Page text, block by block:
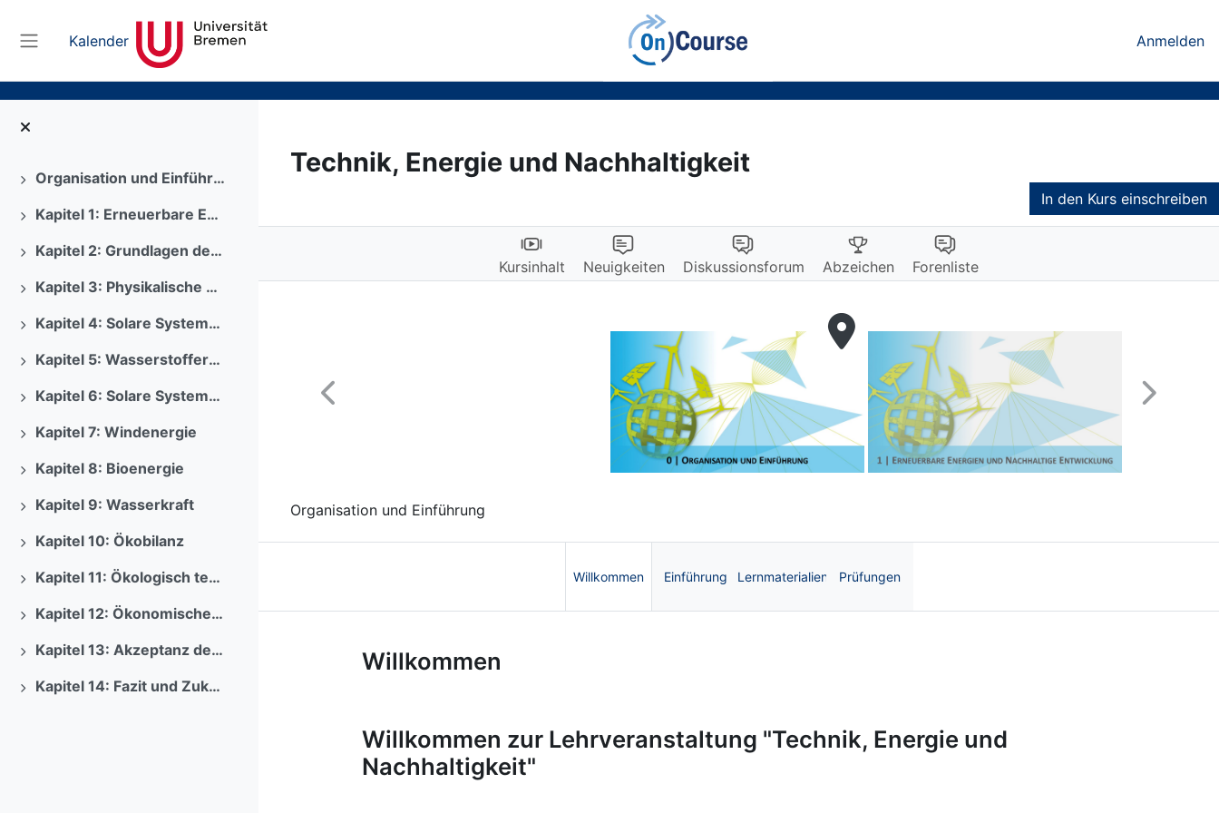
Website-Übersicht
Kalender Anmelden
Ausklappen Organisation und Einführung
Ausklappen Kapitel 1: Erneuerbare Energien und Nachhaltige Entwicklung
Ausklappen Kapitel 2: Grundlagen der Energieversorgung
Ausklappen Kapitel 3: Physikalische Grundlagen der Erneuerbaren Energiewirtschaft
Ausklappen Kapitel 4: Solare Systeme - Photovoltaik
Ausklappen Kapitel 5: Wasserstofferzeugung
Ausklappen Kapitel 6: Solare Systeme - Solarthermie
Ausklappen
Kapitel 7: Windenergie
Ausklappen
Kapitel 8: Bioenergie
Ausklappen
Kapitel 9: Wasserkraft
Ausklappen
Kapitel 10: Ökobilanz
Ausklappen Kapitel 11: Ökologisch technische Bewertung der Erneuerbaren Energiewirtschaft
Ausklappen Kapitel 12: Ökonomische Bewertung Erneuerbarer Energiesysteme
Ausklappen Kapitel 13: Akzeptanz der Erneuerbaren Energien
Ausklappen Kapitel 14: Fazit und Zukunft
Technik, Energie und Nachhaltigkeit
In den Kurs einschreiben
Kursinhalt Neuigkeiten Diskussionsforum Abzeichen Forenliste
Organisation und Einführung
Willkommen Einführung Lernmaterialien Prüfungen
Kurs: Technik, Energie und Nachhaltigkeit | OnCourse UB
Willkommen
Willkommen zur Lehrveranstaltung "Technik, Energie und
Nachhaltigkeit"